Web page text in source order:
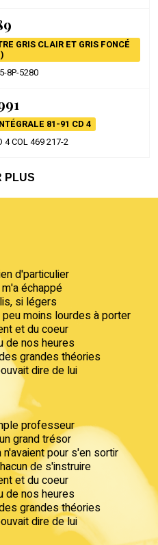
GRIS CLAIR ET GRIS FONCÉ
8P-5280
81-91 CD 4
4 COL 469 217-2
PLUS
d'particulier
échappé
si légers
moins lourdes à porter
et du coeur
de nos heures
grandes théories
dire de lui
professeur
grand trésor
pour s'en sortir
de s'instruire
et du coeur
de nos heures
grandes théories
dire de lui